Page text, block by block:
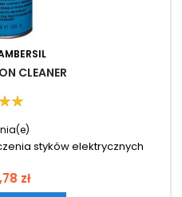
CLEANER
styków elektrycznych
zł